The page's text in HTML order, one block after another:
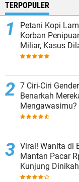
TERPOPULER
Petani Kopi
Korban
Miliar, Kasus
Lampung
7 Ciri-Ciri
Benarkah
Sering Diabaikan
Viral! Wanita di
Mantan Pacar
Kunjung
Berpacaran